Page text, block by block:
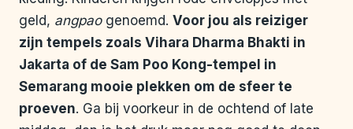
geld, angpaogenoemd. Voor jou als reiziger
zijn tempels zoals Vihara Dharma Bhakti in
Jakarta of de Sam Poo Kong-tempel in
Semarang mooie plekken om de sfeer te
proeven. Ga bij voorkeur in de ochtend of late